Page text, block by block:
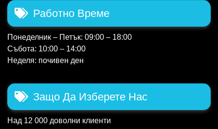
Работно Време
Понеделник – Петък: 09:00 – 18:00
Събота: 10:00 – 14:00
Неделя: почивен ден
Защо Да Изберете Нас
Над 12 000 доволни клиенти